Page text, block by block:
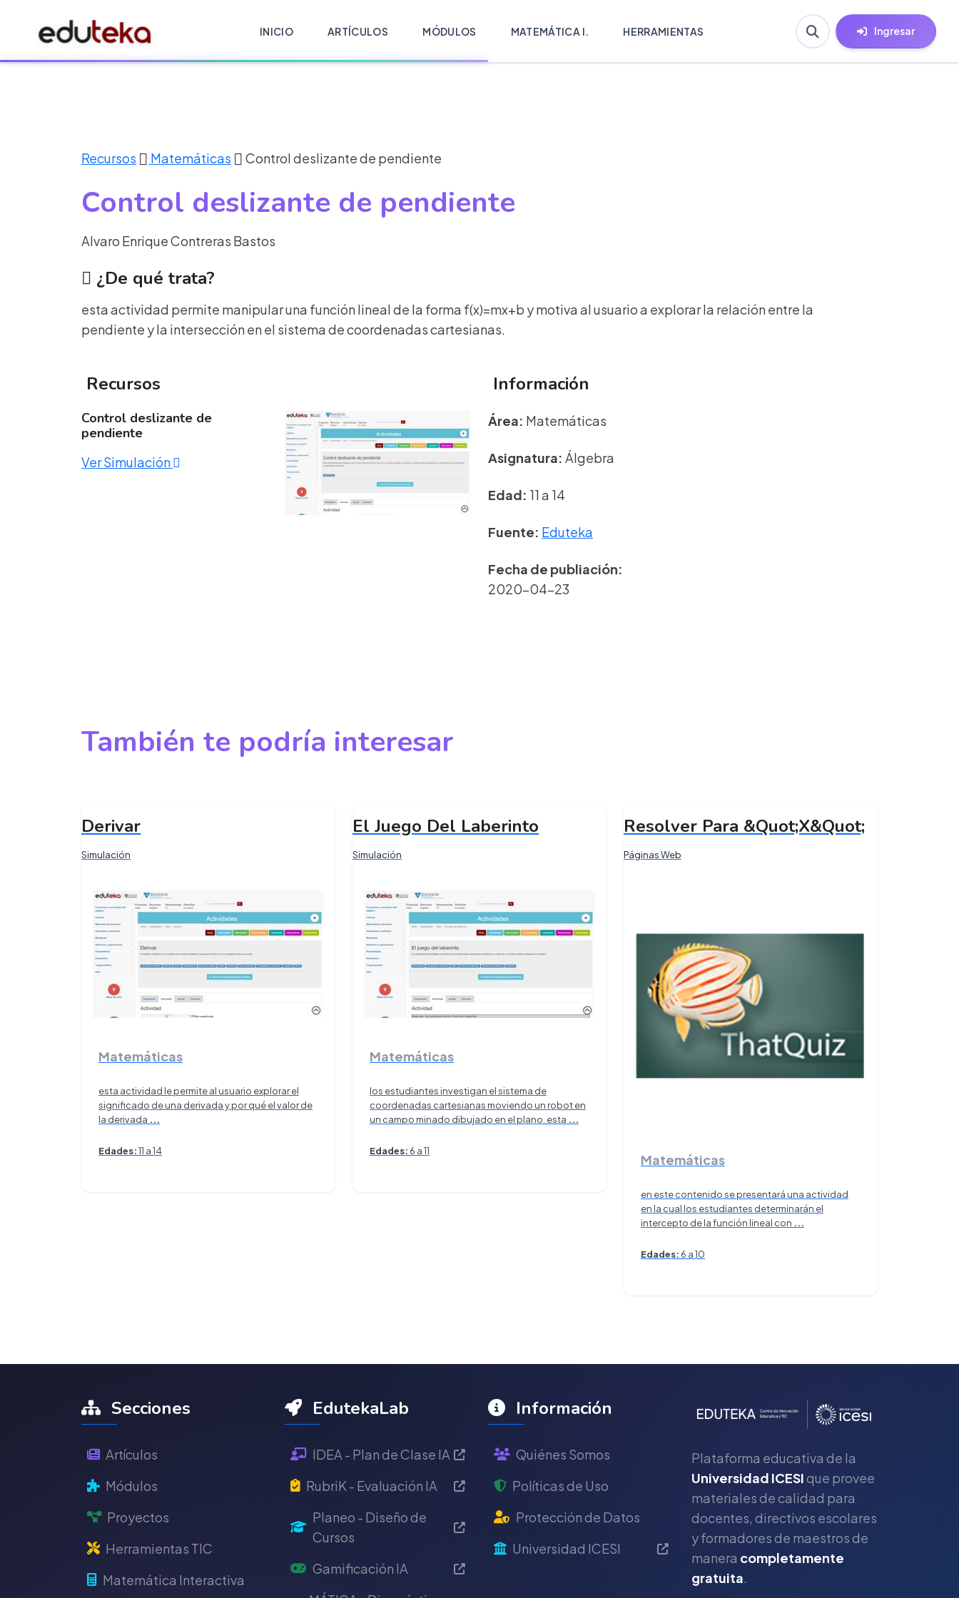
INICIO ARTÍCULOS MÓDULOS MATEMÁTICA I. HERRAMIENTAS Ingresar
Recursos Matemáticas Control deslizante de pendiente
Control deslizante de pendiente
Alvaro Enrique Contreras Bastos
¿De qué trata?
esta actividad permite manipular una función lineal de la forma f(x)=mx+b y motiva al usuario a explorar la relación entre la
pendiente y la intersección en el sistema de coordenadas cartesianas.
Recursos
Control deslizante de
pendiente
Ver Simulación
Información
Área: Matemáticas
Asignatura: Álgebra
Edad: 11 a 14
Fuente: Eduteka
Fecha de publiación:
2020-04-23
También te podría interesar
Derivar
Simulación
Matemáticas
esta actividad le permite al usuario explorar el
significado de una derivada y por qué el valor de
la derivada ...
Edades:11 a 14
El Juego Del Laberinto
Simulación
Matemáticas
los estudiantes investigan el sistema de
coordenadas cartesianas moviendo un robot en
un campo minado dibujado en el plano. esta ...
Edades: 6 a 11
Resolver Para &Quot;X&Quot;
Páginas Web
Matemáticas
en este contenido se presentará una actividad
en la cual los estudiantes determinarán el
intercepto de la función lineal con ...
Edades: 6 a 10
Secciones
Artículos
Módulos
Proyectos
Herramientas TIC
Matemática Interactiva
EdutekaLab
IDEA - Plan de Clase IA
RubriK - Evaluación IA
Planeo - Diseño de
Cursos
Gamificación IA
Información
Quiénes Somos
Políticas de Uso
Protección de Datos
Universidad ICESI
Plataforma educativa de la
Universidad ICESIque provee
materiales de calidad para
docentes, directivos escolares
y formadores de maestros de
manera completamente
gratuita.